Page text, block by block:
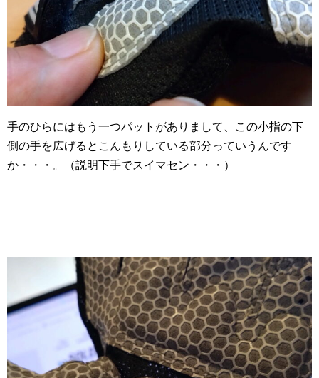
手のひらにはもう一つパットがありまして、この小指の下
側の手を広げるとこんもりしている部分っていうんです
か・・・。（説明下手でスイマセン・・・）